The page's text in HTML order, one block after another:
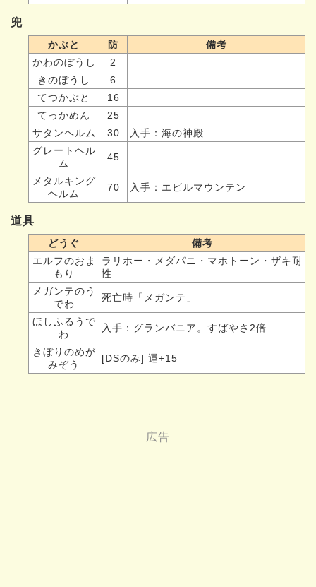
兜
かぶと 防
備考
かわのぼうし
2
きのぼうし
6
てつかぶと
16
てっかめん
25
サタンヘルム
30
入手：海の神殿
グレートヘル
ム
45
メタルキング
ヘルム
70 入手：エビルマウンテン
道具
どうぐ
備考
エルフのおま
もり
ラリホー・メダパニ・マホトーン・ザキ耐
性
メガンテのう
でわ
死亡時「メガンテ」
ほしふるうで
わ
入手：グランバニア。すばやさ2倍
きぼりのめが
みぞう
[DSのみ] 運+15